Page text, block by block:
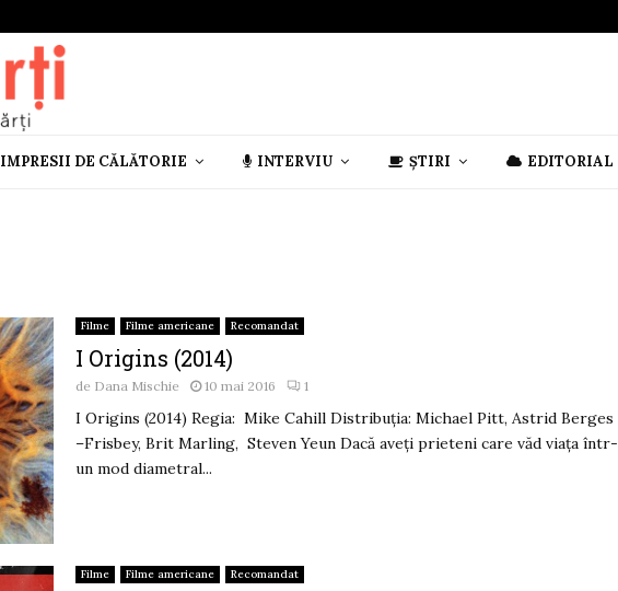
IMPRESII DE CĂLĂTORIE INTERVIU ȘTIRI EDITORIAL
Filme Filme americane Recomandat
I Origins (2014)
de Dana Mischie 10 mai 2016 1
I Origins (2014) Regia: Mike Cahill Distribuția: Michael Pitt, Astrid Berges
–Frisbey, Brit Marling, Steven Yeun Dacă aveți prieteni care văd viața într-
un mod diametral...
Filme Filme americane Recomandat